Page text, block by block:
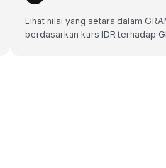
Lihat nilai yang setara dalam
berdasarkan kurs IDR terhadap